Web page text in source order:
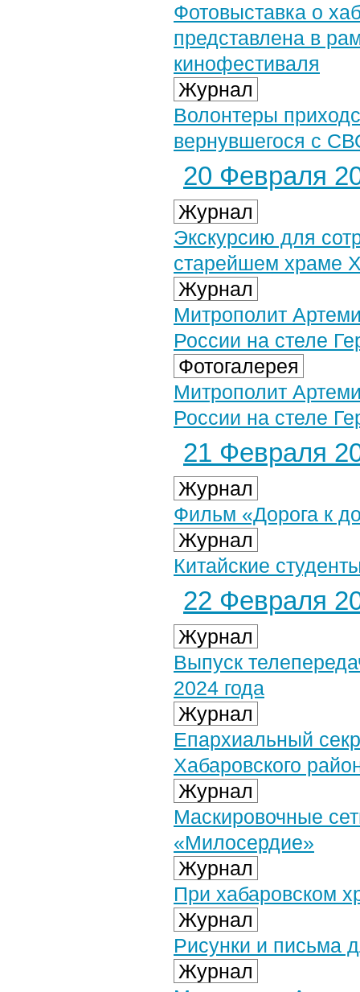
Фотовыставка о
представлена в
кинофестиваля
Журнал
Волонтеры
вернувшегося с
20 Февраля
Журнал
Экскурсию для
старейшем храме
Журнал
Митрополит
России на стеле
Фотогалерея
Митрополит
России на стеле
21 Февраля
Журнал
Фильм «Дорога к
Журнал
Китайские
22 Февраля
Журнал
Выпуск
2024 года
Журнал
Епархиальный
Хабаровского
Журнал
Маскировочные
«Милосердие»
Журнал
При хабаровском
Журнал
Рисунки и письма
Журнал